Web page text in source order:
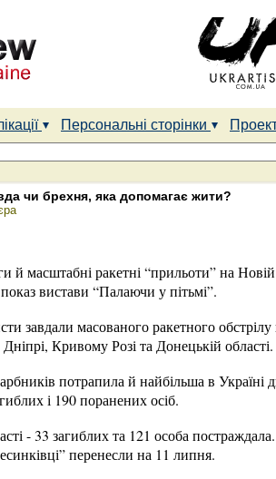
Персональні сторінки
чи брехня, яка допомагає жити?
й масштабні ракетні “прильоти” на
вистави “Палаючи у пітьмі”.
завдали масованого ракетного
Кривому Розі та Донецькій області.
потрапила й найбільша в
і 190 поранених осіб.
- 33 загиблих та 121 особа
перенесли на 11 липня.